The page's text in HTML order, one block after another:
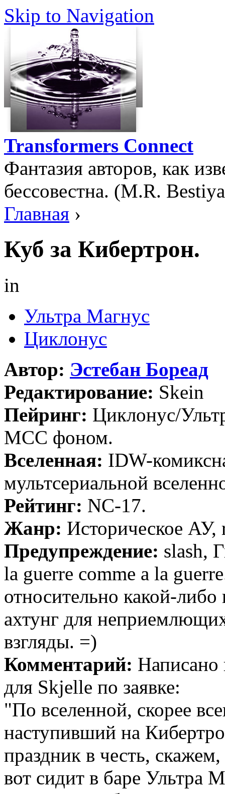
Skip to Navigation
Transformers Connect
Фантазия авторов, как
бессовестна. (M.R.
Главная ›
Куб за Кибертрон.
in
Ультра Магнус
Циклонус
Автор: Эстебан Бореад
Редактирование: Skein
Пейринг: Циклонус/
МСС фоном.
Вселенная: IDW-
мультсериальной
Рейтинг: NC-17.
Жанр: Историческое АУ,
Предупреждение: slash,
la guerre comme a la
относительно какой-
ахтунг для
взгляды. =)
Комментарий:
для Skjelle по заявке:
"По вселенной, скорее
наступивший на
праздник в честь,
вот сидит в баре Ультра